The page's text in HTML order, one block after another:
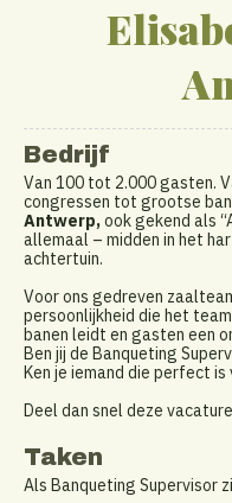
Bedrijf
Van 100 tot 2.000 gasten.
congressen tot grootse
Antwerp,ook gekend als
allemaal – midden in het
achtertuin.
Voor ons gedreven
persoonlijkheid die het
banen leidt en gasten een
Ben jij de Banqueting
Ken je iemand die perfect
Deel dan snel deze
Taken
Als Banqueting Supervisor